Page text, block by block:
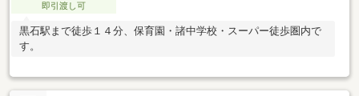
即引渡し可
黒石駅まで徒歩１４分、保育園・諸中学校・スーパー徒歩圏内で
す。